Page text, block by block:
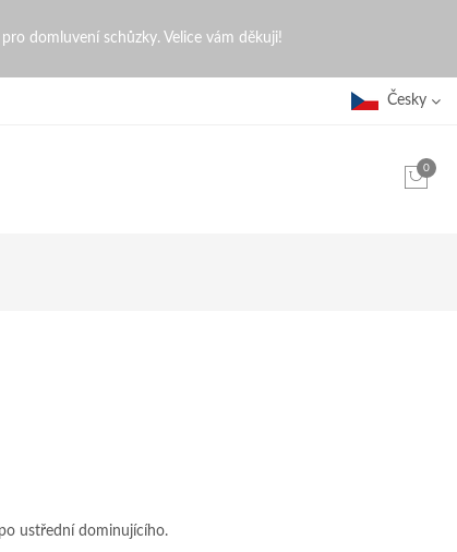
domluvení schůzky. Velice vám děkuji!
Česky
0
ustřední dominujícího.